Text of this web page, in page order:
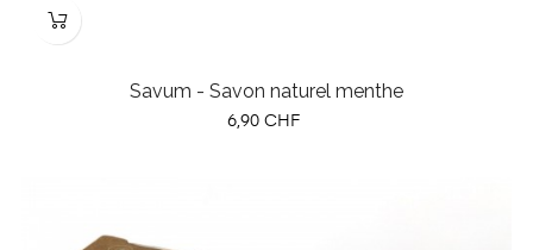
Savum - Savon naturel menthe
Prix
6,90 CHF